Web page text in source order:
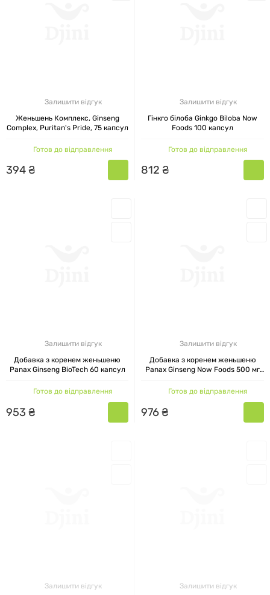
Залишити відгук
Женьшень Комплекс, Ginseng
Complex, Puritan's Pride, 75 капсул
Готов до відправлення
394₴
Залишити відгук
Гінкго білоба Ginkgo Biloba Now
Foods 100 капсул
Готов до відправлення
812 ₴
Залишити відгук
Добавка з коренем женьшеню
Panax Ginseng BioTech 60 капсул
Готов до відправлення
953 ₴
Залишити відгук
Добавка з коренем женьшеню
Panax Ginseng Now Foods 500 мг
Готов до відправлення
976₴
Залишити відгук
Залишити відгук